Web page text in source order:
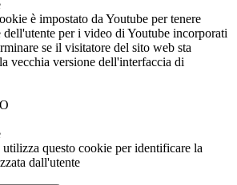
è impostato da Youtube per tenere
dell'utente per i video di Youtube incorporati
se il visitatore del sito web sta
vecchia versione dell'interfaccia di
questo cookie per identificare la
dall'utente